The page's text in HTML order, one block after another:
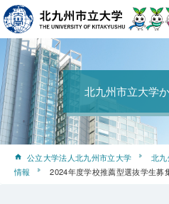
北九州市立大学
公立大学法人北九州市立大学 北
情報
2024年度学校推薦型選抜学生募